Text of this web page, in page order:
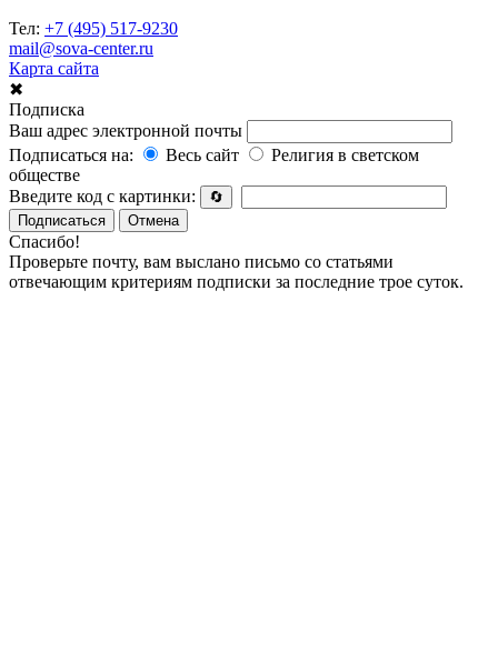
Тел: +7 (495) 517-9230
mail@sova-center.ru
Карта сайта
✖
Подписка
Ваш адрес электронной почты
Подписаться на:
Весь сайт
Религия в светском
обществе
Введите код с картинки:
🔄
Подписаться
Отмена
Спасибо!
Проверьте почту, вам выслано письмо со статьями
отвечающим критериям подписки за последние трое суток.